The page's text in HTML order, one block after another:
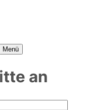
Menü
an